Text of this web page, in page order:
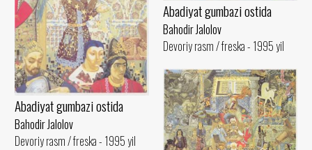
Abadiyat gumbazi ostida
Bahodir Jalolov
Devoriy rasm / freska - 1995 yil
Abadiyat gumbazi ostida
Bahodir Jalolov
Devoriy rasm / freska - 1995 yil